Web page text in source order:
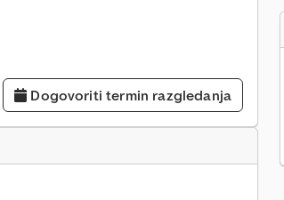
Dogovoriti termin razgledanja